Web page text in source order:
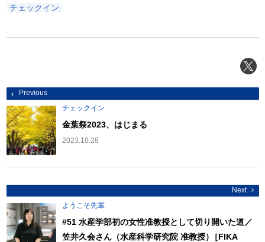
チェックイン
投
稿
ナ
ビ
ゲ
ー
シ
ョ
ン
Previous
チェックイン
金葉祭2023、はじまる
2023.10.28
Next
ようこそ先輩
#51 水産学部初の女性准教授として切り開いた道／
笠井久会さん（水産科学研究院 准教授）
［FIKA